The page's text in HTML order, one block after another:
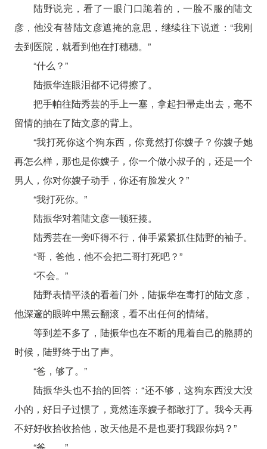
陆野说完，看了一眼门口跪着的，一脸不服的陆文
彦，他没有替陆文彦遮掩的意思，继续往下说道：“我刚
去到医院，就看到他在打穗穗。”
“什么？”
陆振华连眼泪都不记得擦了。
把手帕往陆秀芸的手上一塞，拿起扫帚走出去，毫不
留情的抽在了陆文彦的背上。
“我打死你这个狗东西，你竟然打你嫂子？你嫂子她
再怎么样，那也是你嫂子，你一个做小叔子的，还是一个
男人，你对你嫂子动手，你还有脸发火？”
“我打死你。”
陆振华对着陆文彦一顿狂揍。
陆秀芸在一旁吓得不行，伸手紧紧抓住陆野的袖子。
“哥，爸他，他不会把二哥打死吧？”
“不会。”
陆野表情平淡的看着门外，陆振华在毒打的陆文彦，
他深邃的眼眸中黑云翻滚，看不出任何的情绪。
等到差不多了，陆振华也在不断的甩着自己的胳膊的
时候，陆野终于出了声。
“爸，够了。”
陆振华头也不抬的回答：“还不够，这狗东西没大没
小的，好日子过惯了，竟然连亲嫂子都敢打了。我今天再
不好好收拾收拾他，改天他是不是也要打我跟你妈？”